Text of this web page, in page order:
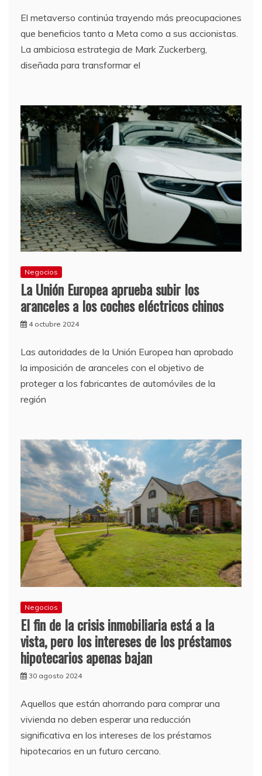
El metaverso continúa trayendo más preocupaciones
que beneficios tanto a Meta como a sus accionistas.
La ambiciosa estrategia de Mark Zuckerberg,
diseñada para transformar el
Negocios
La Unión Europea aprueba subir los
aranceles a los coches eléctricos chinos
4 octubre 2024
Las autoridades de la Unión Europea han aprobado
la imposición de aranceles con el objetivo de
proteger a los fabricantes de automóviles de la
región
Negocios
El fin de la crisis inmobiliaria está a la
vista, pero los intereses de los préstamos
hipotecarios apenas bajan
30 agosto 2024
Aquellos que están ahorrando para comprar una
vivienda no deben esperar una reducción
significativa en los intereses de los préstamos
hipotecarios en un futuro cercano.